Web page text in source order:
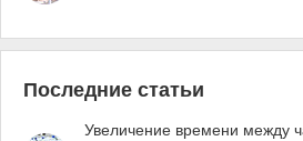
Последние статьи
Увеличение времени между